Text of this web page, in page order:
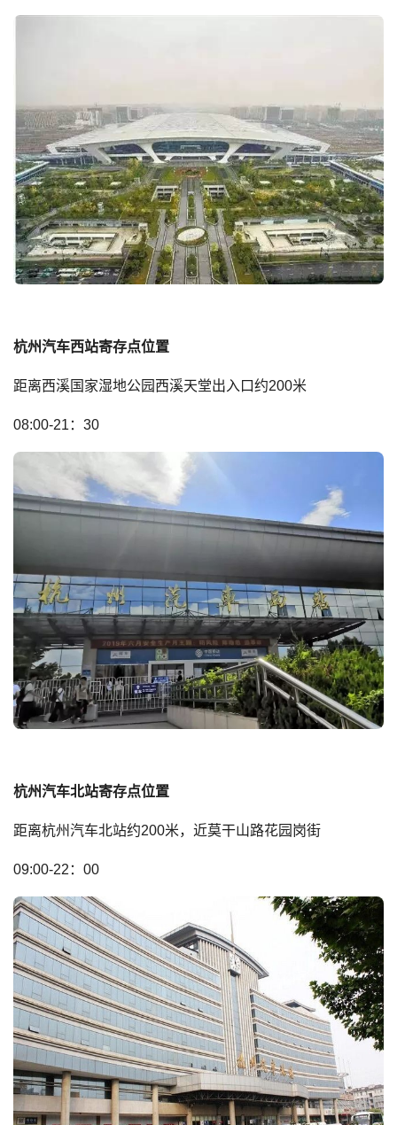
杭州汽车西站寄存点位置
距离西溪国家湿地公园西溪天堂出入口约200米
08:00-21：30
杭州汽车北站寄存点位置
距离杭州汽车北站约200米，近莫干山路花园岗街
09:00-22：00